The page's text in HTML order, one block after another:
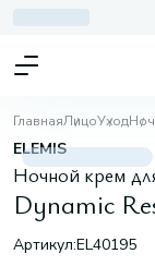
ГлавнаяЛицоУход
ELEMIS
Ночной крем
Dynamic
Артикул:EL40195